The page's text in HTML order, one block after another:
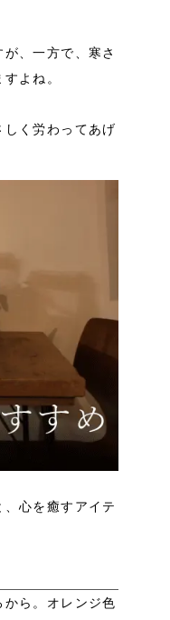
、一方で、寒さ
よね。
く労わってあげ
心を癒すアイテ
ら。オレンジ色